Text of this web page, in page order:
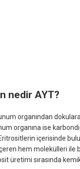
nedir AYT?
organından
organına ise
içerisinde
hem molekülleri ile
üretimi sırasında